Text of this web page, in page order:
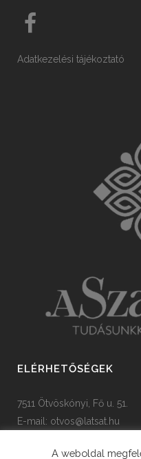
Adatkezelési tájékoztató
ELÉRHETŐSÉGEK
7511 Ötvöskónyi, Fő u. 51.
E-mail: otvos@latsat.hu
A weboldal